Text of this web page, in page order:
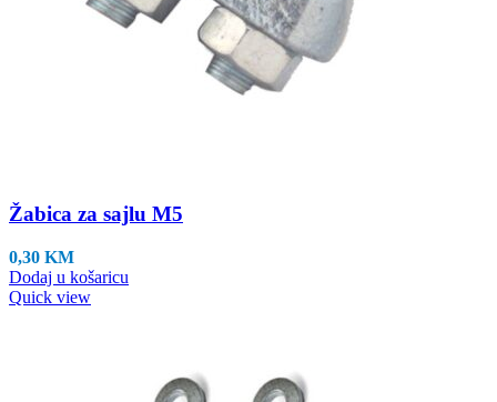
Žabica za sajlu M5
0,30 KM
Dodaj u košaricu
Quick view